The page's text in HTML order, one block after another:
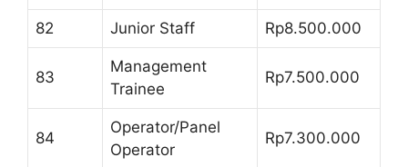
82 Junior Staff Rp8.500.000
83
Management
Trainee
Rp7.500.000
84
Operator/Panel
Operator
Rp7.300.000